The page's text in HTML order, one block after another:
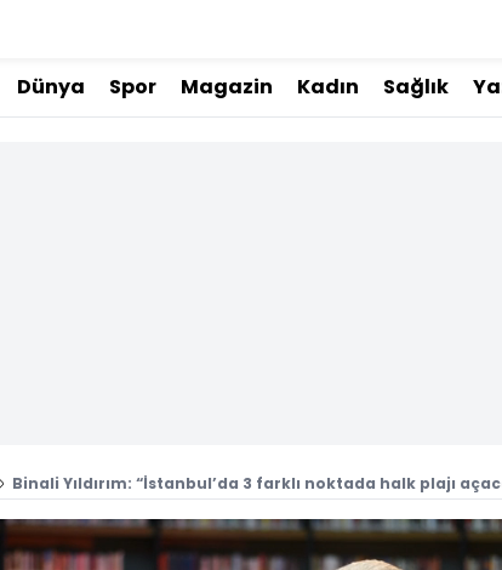
Dünya Spor Magazin Kadın Sağlık
Binali Yıldırım: “İstanbul’da 3 farklı noktada halk plajı